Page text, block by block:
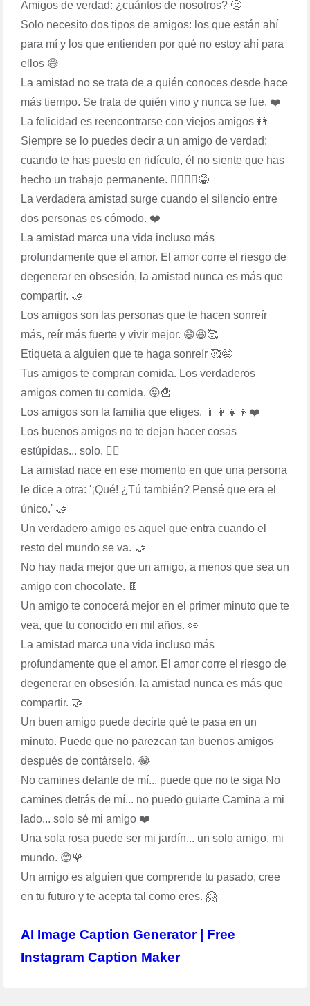
Amigos de verdad: ¿cuántos de nosotros? 🤔
Solo necesito dos tipos de amigos: los que están ahí
para mí y los que entienden por qué no estoy ahí para
ellos 😅
La amistad no se trata de a quién conoces desde hace
más tiempo. Se trata de quién vino y nunca se fue. ❤️
La felicidad es reencontrarse con viejos amigos 👭
Siempre se lo puedes decir a un amigo de verdad:
cuando te has puesto en ridículo, él no siente que has
hecho un trabajo permanente. 🤦‍♀️🤷‍♀️😂
La verdadera amistad surge cuando el silencio entre
dos personas es cómodo. ❤️
La amistad marca una vida incluso más
profundamente que el amor. El amor corre el riesgo de
degenerar en obsesión, la amistad nunca es más que
compartir. 🤝
Los amigos son las personas que te hacen sonreír
más, reír más fuerte y vivir mejor. 😄😆🥰
Etiqueta a alguien que te haga sonreír 🥰😄
Tus amigos te compran comida. Los verdaderos
amigos comen tu comida. 😜🍟
Los amigos son la familia que eliges. 👨‍👩‍👧‍👦❤️
Los buenos amigos no te dejan hacer cosas
estúpidas... solo. 🙅‍♀️
La amistad nace en ese momento en que una persona
le dice a otra: '¡Qué! ¿Tú también? Pensé que era el
único.' 🤝
Un verdadero amigo es aquel que entra cuando el
resto del mundo se va. 🤝
No hay nada mejor que un amigo, a menos que sea un
amigo con chocolate. 🍫
Un amigo te conocerá mejor en el primer minuto que te
vea, que tu conocido en mil años. 👀
La amistad marca una vida incluso más
profundamente que el amor. El amor corre el riesgo de
degenerar en obsesión, la amistad nunca es más que
compartir. 🤝
Un buen amigo puede decirte qué te pasa en un
minuto. Puede que no parezcan tan buenos amigos
después de contárselo. 😂
No camines delante de mí... puede que no te siga No
camines detrás de mí... no puedo guiarte Camina a mi
lado... solo sé mi amigo ❤️
Una sola rosa puede ser mi jardín... un solo amigo, mi
mundo. 😊🌹
Un amigo es alguien que comprende tu pasado, cree
en tu futuro y te acepta tal como eres. 🤗
AI Image Caption Generator | Free
Instagram Caption Maker